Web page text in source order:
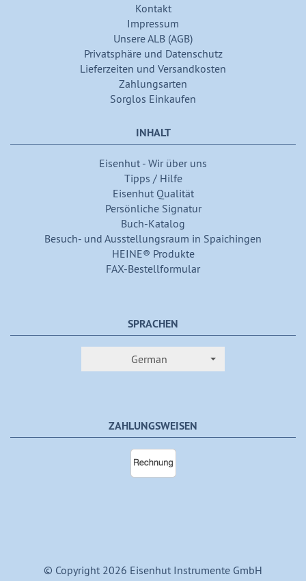
Kontakt
Impressum
Unsere ALB (AGB)
Privatsphäre und Datenschutz
Lieferzeiten und Versandkosten
Zahlungsarten
Sorglos Einkaufen
INHALT
Eisenhut - Wir über uns
Tipps / Hilfe
Eisenhut Qualität
Persönliche Signatur
Buch-Katalog
Besuch- und Ausstellungsraum in Spaichingen
HEINE® Produkte
FAX-Bestellformular
SPRACHEN
German
ZAHLUNGSWEISEN
© Copyright 2026 Eisenhut Instrumente GmbH